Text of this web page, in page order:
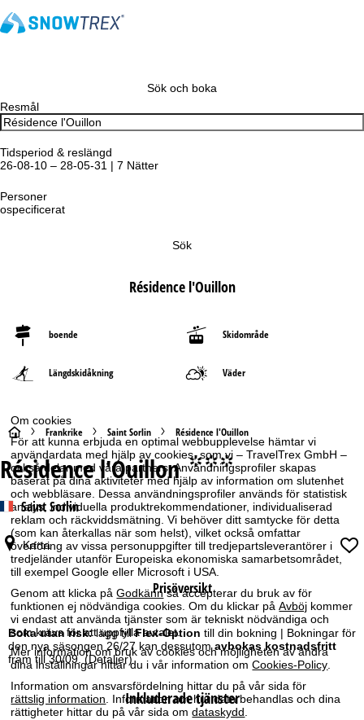
Om cookies
För att kunna erbjuda en optimal webbupplevelse hämtar vi
användardata med hjälp av cookies, som vi – TravelTrex GmbH –
också delar med våra partners. Användningsprofiler skapas
baserat på dina aktiviteter med hjälp av information om slutenhet
och webbläsare. Dessa användningsprofiler används för statistisk
analys, individuella produktrekommendationer, individualiserad
reklam och räckviddsmätning. Vi behöver ditt samtycke för detta
(som kan återkallas när som helst), vilket också omfattar
överföring av vissa personuppgifter till tredjepartsleverantörer i
tredjeländer utanför Europeiska ekonomiska samarbetsområdet,
till exempel Google eller Microsoft i USA.
Genom att klicka påGodkännså accepterar du bruk av för
funktionen ej nödvändiga cookies. Om du klickar påAvböj kommer
vi endast att använda tjänster som är tekniskt nödvändiga och
som krävs för att uppfylla avtalet.
Mer information om bruk av cookies och möjligheten av ändra
dina inställningar hittar du i vår information omCookies-Policy
Information om ansvarsfördelning hittar du på vår sida för
rättslig information . Information om hur data behandlas och dina
rättigheter hittar du på vår sida omdataskydd
Sök och boka
Resmål
Tidsperiod & reslängd
26-08-10 – 28-05-31 | 7 Nätter
Personer
ospecificerat
Sök
Résidence l'Ouillon
boende Skidområde
Längdskidåkning Väder
S
t
a
r
t
s
i
d
a
Frankrike Saint Sorlin Résidence l'Ouillon
Résidence l'Ouillon °°°
Saint Sorlin
Karta
Prisöversikt
Boka utan risk:lägg tillFlex-Option till din bokning | Bokningar för
den nya säsongen 26/27 kan dessutomavbokas kostnadsfritt
fram till 30/09.(Detaljer)
Inkluderade tjänster